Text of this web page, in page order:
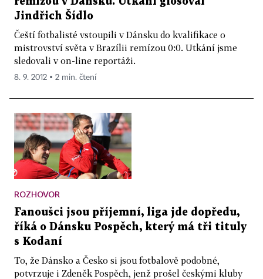
Jindřich Šídlo
Čeští fotbalisté vstoupili v Dánsku do kvalifikace o
mistrovství světa v Brazílii remízou 0:0. Utkání jsme
sledovali v on-line reportáži.
8. 9. 2012 ▪ 2 min. čtení
ROZHOVOR
Fanoušci jsou příjemní, liga jde dopředu,
říká o Dánsku Pospěch, který má tři tituly
s Kodaní
To, že Dánsko a Česko si jsou fotbalově podobné,
potvrzuje i Zdeněk Pospěch, jenž prošel českými kluby